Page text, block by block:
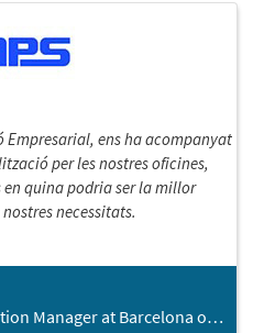
Empresarial, ens ha acompanyat
per les nostres oficines,
quina podria ser la millor
necessitats.
Enric Rodriguez, Application Manager at Barcelona office